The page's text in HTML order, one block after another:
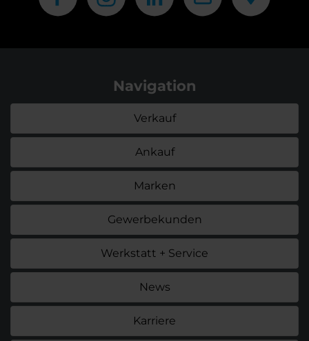
Navigation
Verkauf
Ankauf
Marken
Gewerbekunden
Werkstatt + Service
News
Karriere